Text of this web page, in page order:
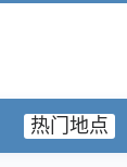
热门地点